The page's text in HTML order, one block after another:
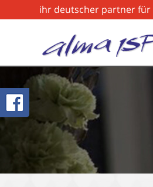
ihr deutscher partner für